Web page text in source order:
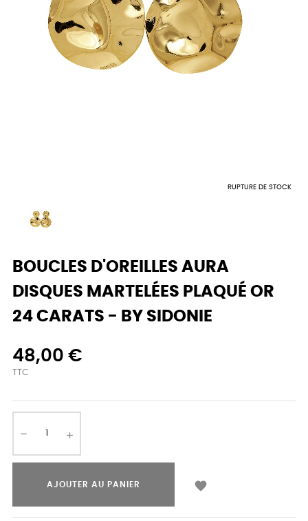
RUPTURE DE STOCK
BOUCLES D'OREILLES AURA
DISQUES MARTELÉES PLAQUÉ OR
24 CARATS - BY SIDONIE
48,00 €
TTC
AJOUTER AU PANIER 